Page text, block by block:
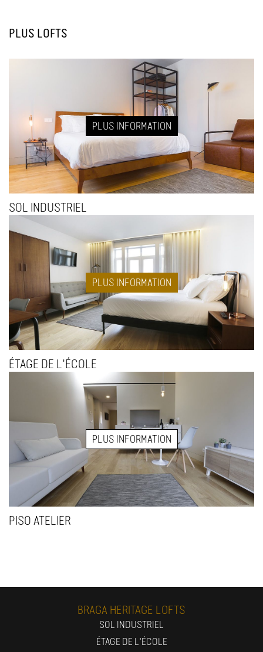
PLUS LOFTS
PLUS INFORMATION
SOL INDUSTRIEL
PLUS INFORMATION
ÉTAGE DE L'ÉCOLE
PLUS INFORMATION
PISO ATELIER
BRAGA HERITAGE LOFTS
SOL INDUSTRIEL
ÉTAGE DE L'ÉCOLE